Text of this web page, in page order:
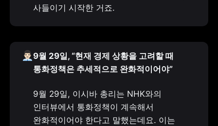
사들이기 시작한 거죠.
👨🏻‍💼 9월 29일, “현재 경제 상황을 고려할 때
통화정책은 추세적으로 완화적이어야”
9월 29일, 이시바 총리는 NHK와의
인터뷰에서 통화정책이 계속해서
완화적이어야 한다고 말했는데요. 이는